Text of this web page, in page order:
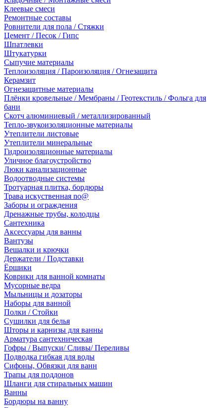
Клеевые смеси
Ремонтные составы
Ровнители для пола / Стяжки
Цемент / Песок / Гипс
Шпатлевки
Штукатурки
Сыпучие материалы
Теплоизоляция / Пароизоляция / Огнезащита
Керамзит
Огнезащитные материалы
Плёнки кровельные / Мембраны / Геотекстиль / Фольга для
бани
Скотч алюминиевый / металлизированный
Тепло-звукоизоляционные материалы
Утеплители листовые
Утеплители минеральные
Гидроизоляционные материалы
Уличное благоустройство
Люки канализационные
Водоотводные системы
Тротуарная плитка, бордюры
Трава искуственная no@
Заборы и ограждения
Дренажные трубы, колодцы
Сантехника
Аксессуары для ванны
Вантузы
Вешалки и крючки
Держатели / Подставки
Ёршики
Коврики для ванной комнаты
Мусорные ведра
Мыльницы и дозаторы
Наборы для ванной
Полки / Стойки
Сушилки для белья
Шторы и карнизы для ванны
Арматура сантехническая
Гофры / Выпуски/ Сливы/ Переливы
Подводка гибкая для воды
Сифоны, Обвязки для ванн
Трапы для поддонов
Шланги для стиральных машин
Ванны
Бордюры на ванну